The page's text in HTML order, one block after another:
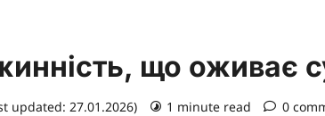
що оживає
updated: 27.01.2026) 1 minute read 0